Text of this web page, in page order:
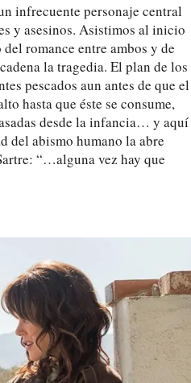
infrecuente personaje central
y asesinos. Asistimos al inicio
romance entre ambos y de
la tragedia. El plan de los
pescados aun antes de que el
hasta que éste se consume,
desde la infancia… y aquí
del abismo humano la abre
“…alguna vez hay que